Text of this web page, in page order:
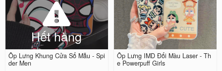
Hết hàng
Ốp Lưng Khung Cửa Sổ Mẫu - Spi
der Men
Ốp Lưng IMD Đổi Màu Laser - Th
e Powerpuff Girls